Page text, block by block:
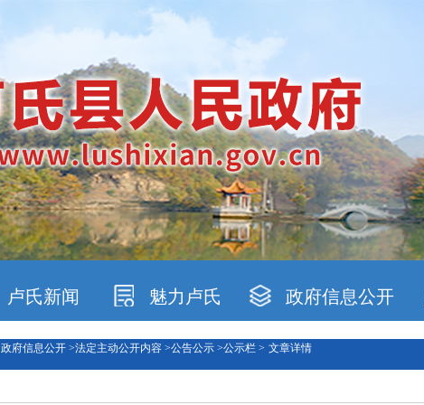
卢氏新闻 魅力卢氏 政府信息公开
政府信息公开 >法定主动公开内容 >公告公示 >公示栏 > 文章详情